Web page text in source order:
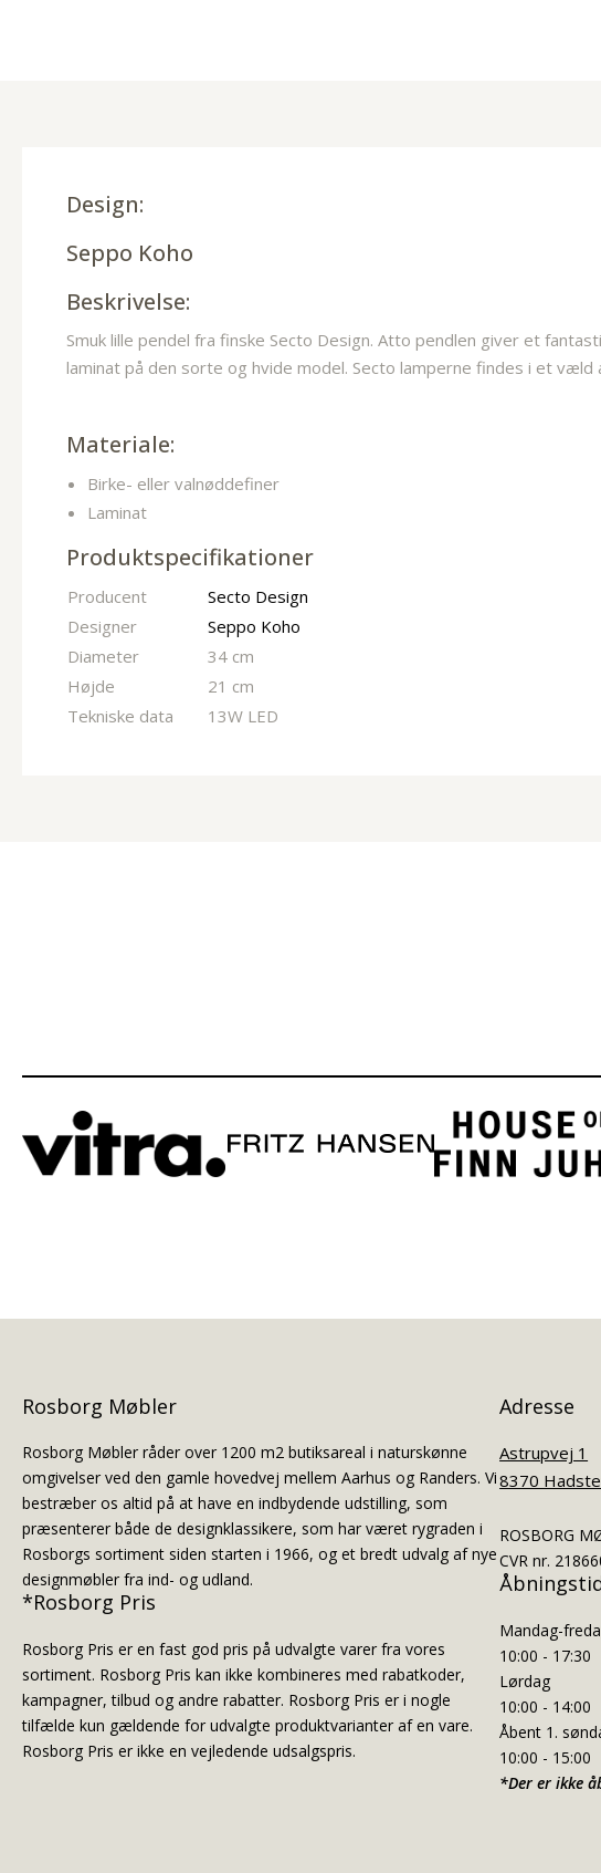
Design:
Seppo Koho
Beskrivelse:
Smuk lille pendel fra finske Secto Design. Atto pendlen giver et
laminat på den sorte og hvide model. Secto lamperne findes i et
Materiale:
Birke- eller valnøddefiner
Laminat
Produktspecifikationer
Producent
Secto Design
Designer
Seppo Koho
Diameter
34 cm
Højde
21 cm
Tekniske data
13W LED
Rosborg Møbler
Rosborg Møbler råder over 1200 m2 butiksareal i naturskønne
omgivelser ved den gamle hovedvej mellem Aarhus og Randers. Vi
bestræber os altid på at have en indbydende udstilling, som
præsenterer både de designklassikere, som har været rygraden i
Rosborgs sortiment siden starten i 1966, og et bredt udvalg af nye
designmøbler fra ind- og udland.
*Rosborg Pris
Rosborg Pris er en fast god pris på udvalgte varer fra vores
sortiment. Rosborg Pris kan ikke kombineres med rabatkoder,
kampagner, tilbud og andre rabatter. Rosborg Pris er i nogle
tilfælde kun gældende for udvalgte produktvarianter af en vare.
Rosborg Pris er ikke en vejledende udsalgspris.
Adresse
Astrupvej 1
8370
ROSBORG
CVR nr.
Mandag-
10:00 - 17:30
Lørdag
10:00 - 14:00
Åbent 1.
10:00 - 15:00
*Der er ikke